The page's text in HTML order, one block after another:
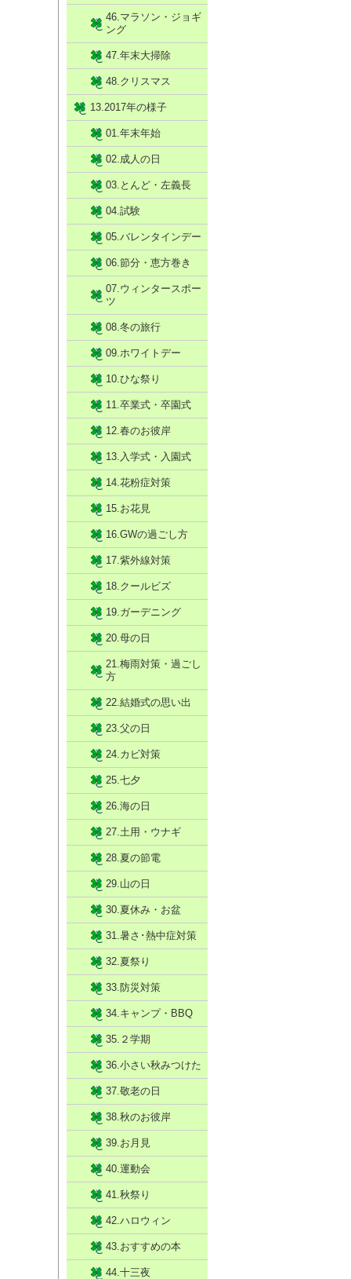
46.マラソン・ジョギ
ング
47.年末大掃除
48.クリスマス
13.2017年の様子
01.年末年始
02.成人の日
03.とんど・左義長
04.試験
05.バレンタインデー
06.節分・恵方巻き
07.ウィンタースポー
ツ
08.冬の旅行
09.ホワイトデー
10.ひな祭り
11.卒業式・卒園式
12.春のお彼岸
13.入学式・入園式
14.花粉症対策
15.お花見
16.GWの過ごし方
17.紫外線対策
18.クールビズ
19.ガーデニング
20.母の日
21.梅雨対策・過ごし
方
22.結婚式の思い出
23.父の日
24.カビ対策
25.七夕
26.海の日
27.土用・ウナギ
28.夏の節電
29.山の日
30.夏休み・お盆
31.暑さ･熱中症対策
32.夏祭り
33.防災対策
34.キャンプ・BBQ
35.２学期
36.小さい秋みつけた
37.敬老の日
38.秋のお彼岸
39.お月見
40.運動会
41.秋祭り
42.ハロウィン
43.おすすめの本
44.十三夜